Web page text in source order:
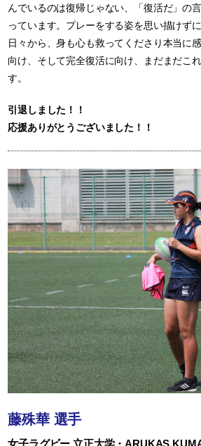
んでいるのは復帰じゃない、「復活だ」の
っています。プレーをする姿を思い描けず
日々から、身も心も救ってくださり本当に
向け、そして完全復活に向け、まだまだこ
す。
引退しました！！
応援ありがとうございました！！
藤殊華 選手
女子ラグビー 立正大学・ARUKAS